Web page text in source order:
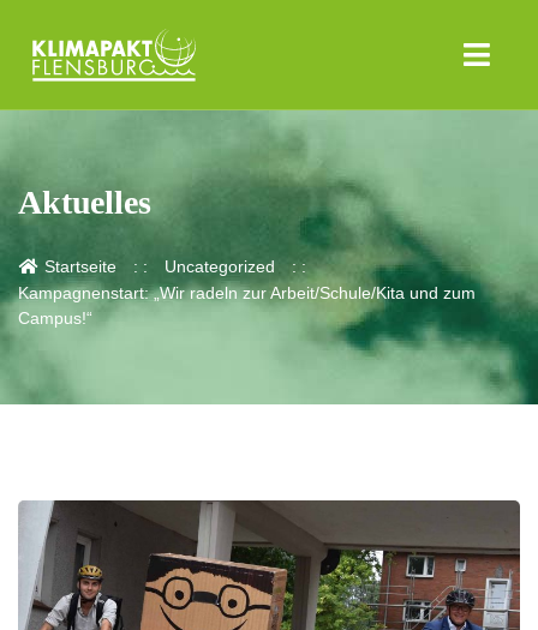
Aktuelles
Startseite
Uncategorized
Kampagnenstart: „Wir radeln zur Arbeit/Schule/Kita und zum
Campus!“